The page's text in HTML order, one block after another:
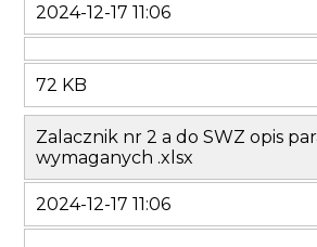
2024-12-17 11:06
72 KB
Zalacznik nr 2 a do SWZ opis
wymaganych .xlsx
2024-12-17 11:06